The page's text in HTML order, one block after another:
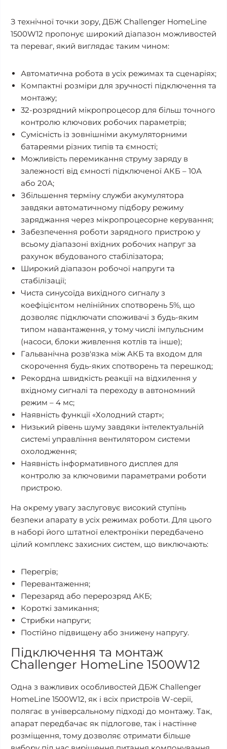
З технічної точки зору, ДБЖ Challenger HomeLine
1500W12 пропонує широкий діапазон можливостей
та переваг, який виглядає таким чином:
Автоматична робота в усіх режимах та сценаріях;
Компактні розміри для зручності підключення та
монтажу;
32-розрядний мікропроцесор для більш точного
контролю ключових робочих параметрів;
Сумісність із зовнішніми акумуляторними
батареями різних типів та ємності;
Можливість перемикання струму заряду в
залежності від ємності підключеної АКБ – 10А
або 20А;
Збільшення терміну служби акумулятора
завдяки автоматичному підбору режиму
заряджання через мікропроцесорне керування;
Забезпечення роботи зарядного пристрою у
всьому діапазоні вхідних робочих напруг за
рахунок вбудованого стабілізатора;
Широкий діапазон робочої напруги та
стабілізації;
Чиста синусоїда вихідного сигналу з
коефіцієнтом нелінійних спотворень 5%, що
дозволяє підключати споживачі з будь-яким
типом навантаження, у тому числі імпульсним
(насоси, блоки живлення котлів та інше);
Гальванічна розв'язка між АКБ та входом для
скорочення будь-яких спотворень та перешкод;
Рекордна швидкість реакції на відхилення у
вхідному сигналі та переходу в автономний
режим – 4 мс;
Наявність функції «Холодний старт»;
Низький рівень шуму завдяки інтелектуальній
системі управління вентилятором системи
охолодження;
Наявність інформативного дисплея для
контролю за ключовими параметрами роботи
пристрою.
На окрему увагу заслуговує високий ступінь
безпеки апарату в усіх режимах роботи. Для цього
в наборі його штатної електроніки передбачено
цілий комплекс захисних систем, що виключають:
Перегрів;
Перевантаження;
Перезаряд або перерозряд АКБ;
Короткі замикання;
Стрибки напруги;
Постійно підвищену або знижену напругу.
Підключення та монтаж
Challenger HomeLine 1500W12
Одна з важливих особливостей ДБЖ Challenger
HomeLine 1500W12, як і всіх пристроїв W-серії,
полягає в універсальному підході до монтажу. Так,
апарат передбачає як підлогове, так і настінне
розміщення, тому дозволяє отримати більше